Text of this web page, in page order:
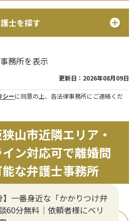
士を探す
務所を表示
更新日：2026年08月09日
シーに同意の上、各法律事務所にご連絡くだ
山市近隣エリア・
ン対応可で離婚問
な弁護士事務所
】一番身近な「かかりつけ弁
60分無料｜依頼者様にベリ